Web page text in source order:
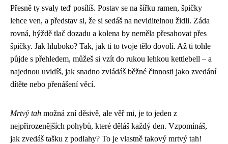
Přesně ty svaly teď posílíš. Postav se na šířku ramen, špičky
lehce ven, a představ si, že si sedáš na neviditelnou židli. Záda
rovná, hýždě tlač dozadu a kolena by neměla přesahovat přes
špičky. Jak hluboko? Tak, jak ti to tvoje tělo dovolí. Až ti tohle
půjde s přehledem, můžeš si vzít do rukou lehkou kettlebell – a
najednou uvidíš, jak snadno zvládáš běžné činnosti jako zvedání
dítěte nebo přenášení věcí.
Mrtvý tah možná zní děsivě, ale věř mi, je to jeden z
nejpřirozenějších pohybů, které děláš každý den. Vzpomínáš,
jak zvedáš tašku z podlahy? To je vlastně takový mrtvý tah!